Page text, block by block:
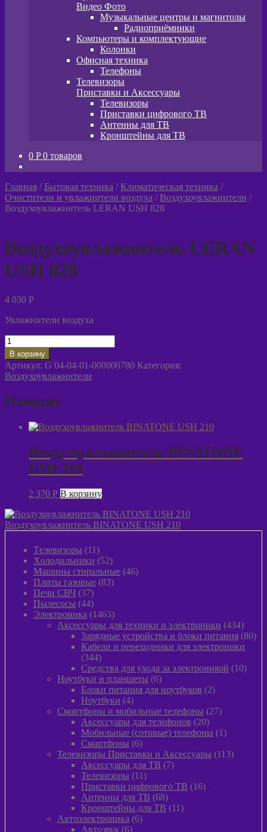
Видео Фото
Музыкальные центры и магнитолы
Радиоприёмники
Компьютеры и комплектующие
Колонки
Офисная техника
Телефоны
Телевизоры
Приставки и Аксессуары
Телевизоры
Приставки цифрового ТВ
Антенны для ТВ
Кронштейны для ТВ
0 P 0 товаров
Главная / Бытовая техника /Климатическая техника /
Очистители и увлажнители воздуха /Воздухоувлажнители /
Воздухоувлажнитель LERAN USH 828
Воздухоувлажнитель LERAN
USH 828
4 030 P
Увлажнители воздуха
Количество
товара
Воздухоувлажнитель
LERAN
USH
В корзину
Артикул: G 04-04-01-000000780 Категория:
Воздухоувлажнители
Похожие
Воздухоувлажнитель BINATONE
USH 210
2 370 P В корзину
Воздухоувлажнитель BINATONE USH 210
Tелевизоры 1111
товаров
Xолодильники 5252
товара
Машины стиральные 4646
Плиты газовые 8383
Печи СВЧ 3737
товаров
Пылeсосы 4444
товара
Электроника 14631463
товара
Аксессуары для техники и электроники 434434
товара
Зарядные устройства и блоки питания 8080
Кабели и переходники для электроники
344344
товара
Средства для ухода за электроникой 1010
Ноутбуки и планшеты 66
товаров
Блоки питания для ноутбуков 22
Ноутбуки 44
товара
Смартфоны и мобильные телефоны 2727
Аксессуары для телефонов 2020
товаров
Мобильные (сотовые) телефоны 11
Смартфоны 66
товаров
Телевизоры Приставки и Аксессуары 113113
Аксессуары для ТВ 77
Телевизоры 1111
товаров
Приставки цифрового ТВ 1616
Антенны для ТВ 6868
товаров
Кронштейны для ТВ 1111
Автоэлектроника 66
Автозвук 66